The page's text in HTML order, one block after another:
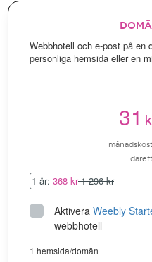
Webbhotell och e-post på en
personliga hemsida eller en
31
1 år: 368 kr1 296 kr
Aktivera Weebly
webbhotell
1 hemsida/domän